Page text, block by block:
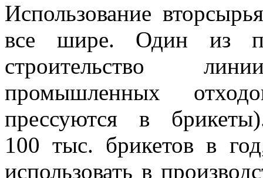
Использование
все шире. Один из
строительство
промышленных
прессуются в
100 тыс. брикетов в
использовать в